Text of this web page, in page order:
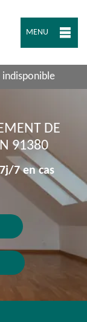
MENU
indisponible
DE
91380
7 en cas